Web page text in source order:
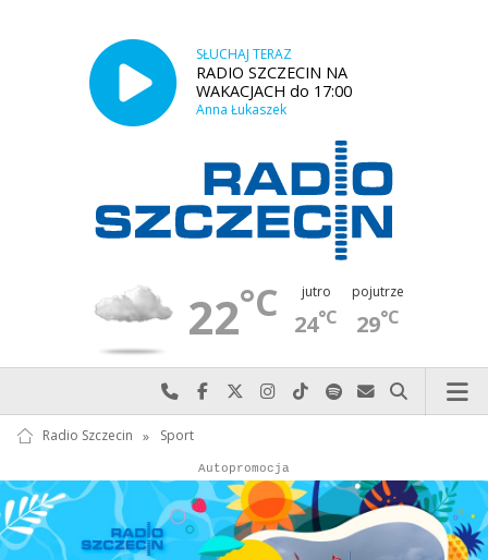
SŁUCHAJ TERAZ
RADIO SZCZECIN NA
WAKACJACH do 17:00
Anna Łukaszek
22°C jutro
24°C
pojutrze
29°C
Najlepiej po prostu do nas zadzwoń
Odwiedź nas na Facebook-u
Odwiedź nas na X
Odwiedź nas na Instagram-ie
Odwiedź nas na TikTok-u
Szukaj nas na Spotify
Wyślij do nas
Szukaj
Radio Szczecin » Sport
Reklama
Autopromocja
Autopromocja